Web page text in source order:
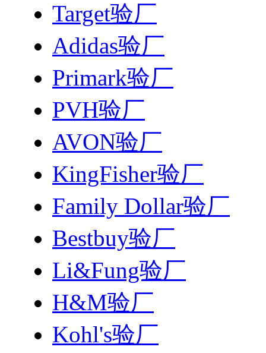
Target验厂
Adidas验厂
Primark验厂
PVH验厂
AVON验厂
KingFisher验厂
Family Dollar验厂
Bestbuy验厂
Li&Fung验厂
H&M验厂
Kohl's验厂